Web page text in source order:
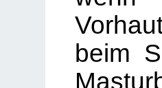
beim